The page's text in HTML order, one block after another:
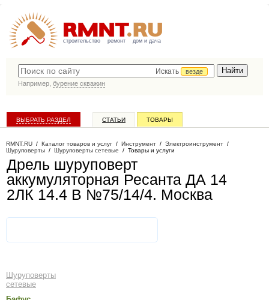
строительство ремонт дом и дача
Искать
везде
Например, бурение скважин
ВЫБРАТЬ РАЗДЕЛ СТАТЬИ ТОВАРЫ
RMNT.RU / Каталог товаров и услуг / Инструмент / Электроинструмент /
Шуруповерты / Шуруповерты сетевые / Товары и услуги
Дрель шуруповерт
аккумуляторная Ресанта ДА 14
2ЛК 14.4 В №75/14/4. Москва
Шуруповерты
сетевые